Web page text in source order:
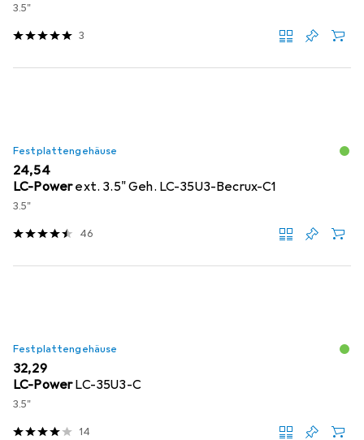
3.5"
3
Festplattengehäuse
EUR
24,54
LC-Powerext. 3.5" Geh. LC-35U3-Becrux-C1
3.5"
46
Festplattengehäuse
EUR
32,29
LC-PowerLC-35U3-C
3.5"
14